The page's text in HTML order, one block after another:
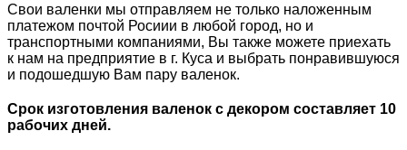
Свои валенки мы отправляем не только наложенным
платежом почтой Росиии в любой город, но и
транспортными компаниями, Вы также можете приехать
к нам на предприятие в г. Куса и выбрать понравившуюся
и подошедшую Вам пару валенок.
Срок изготовления валенок с декором составляет 10
рабочих дней.